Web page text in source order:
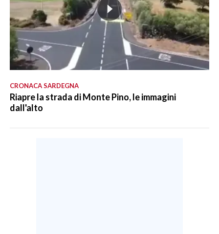
CRONACA SARDEGNA
Riapre la strada di Monte Pino, le immagini
dall'alto